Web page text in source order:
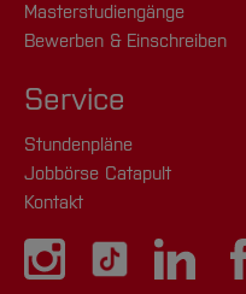
Masterstudiengänge
Bewerben & Einschreiben
Service
Stundenpläne
Jobbörse Catapult
Kontakt